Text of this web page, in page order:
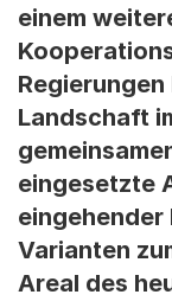
einem
Landschaft
eingesetzte
Varianten
Areal des